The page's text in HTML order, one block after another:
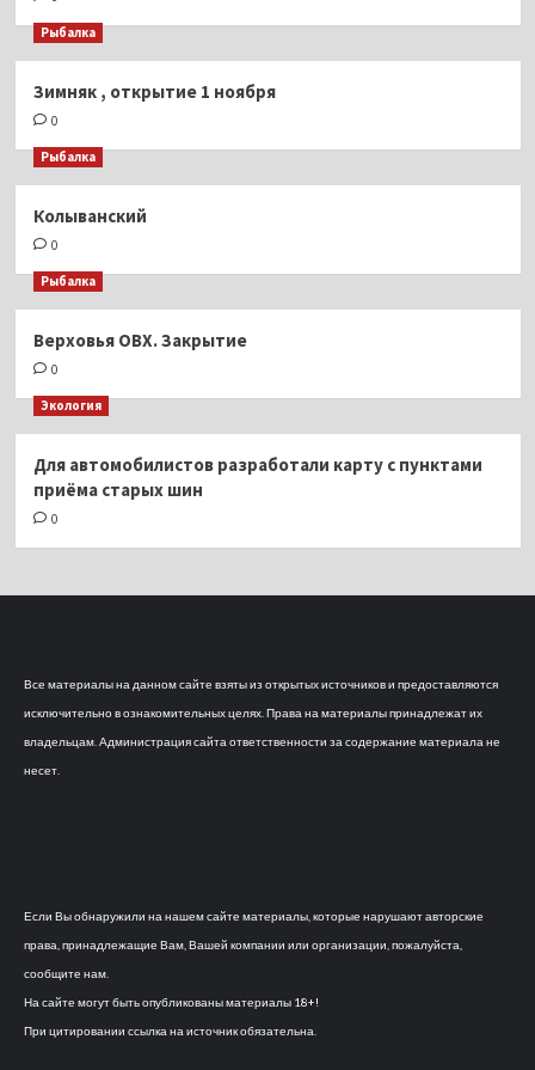
Рыбалка
Зимняк , открытие 1 ноября
0
Рыбалка
Колыванский
0
Рыбалка
Верховья ОВХ. Закрытие
0
Экология
Для автомобилистов разработали карту с пунктами
приёма старых шин
0
Все материалы на данном сайте взяты из открытых источников и предоставляются
исключительно в ознакомительных целях. Права на материалы принадлежат их
владельцам. Администрация сайта ответственности за содержание материала не
несет.
Если Вы обнаружили на нашем сайте материалы, которые нарушают авторские
права, принадлежащие Вам, Вашей компании или организации, пожалуйста,
сообщите нам.
На сайте могут быть опубликованы материалы 18+!
При цитировании ссылка на источник обязательна.